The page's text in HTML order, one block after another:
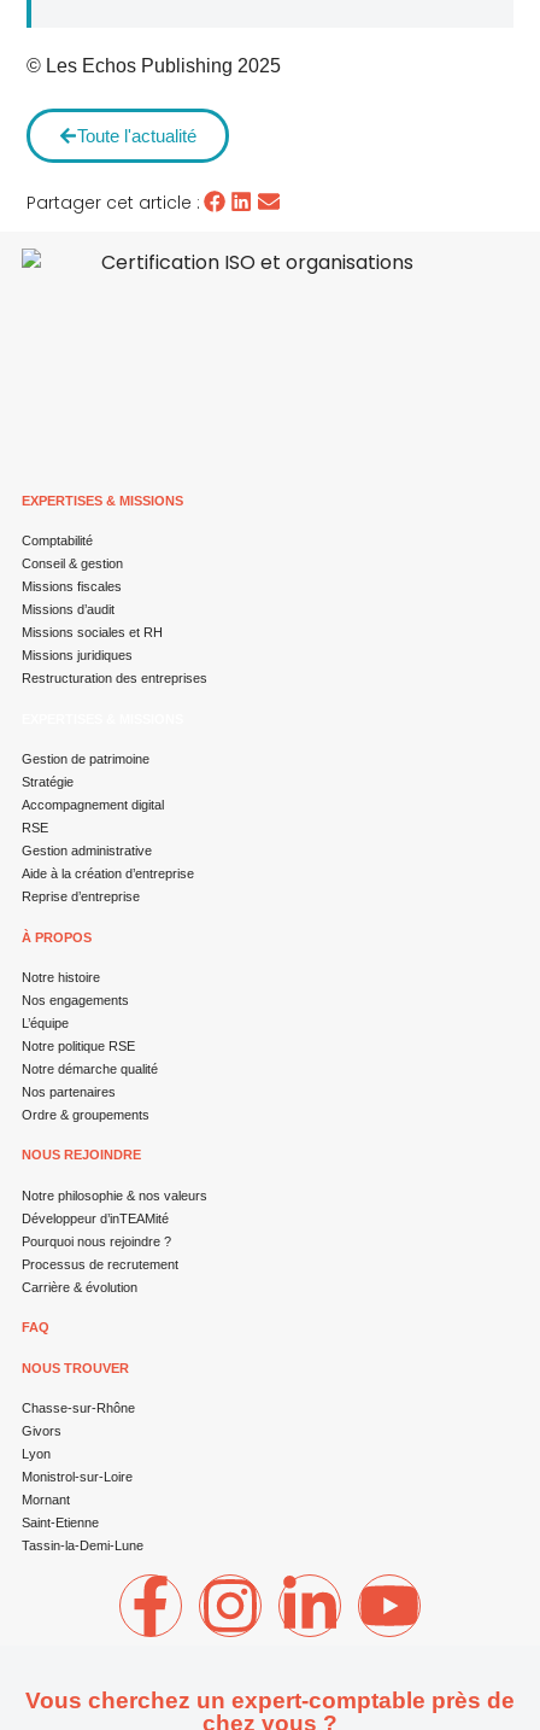
© Les Echos Publishing 2025
Toute l'actualité
Partager cet article :
EXPERTISES & MISSIONS
Comptabilité
Conseil & gestion
Missions fiscales
Missions d’audit
Missions sociales et RH
Missions juridiques
Restructuration des entreprises
Gestion de patrimoine
Stratégie
Accompagnement digital
RSE
Gestion administrative
Aide à la création d’entreprise
Reprise d’entreprise
À PROPOS
Notre histoire
Nos engagements
L’équipe
Notre politique RSE
Notre démarche qualité
Nos partenaires
Ordre & groupements
NOUS REJOINDRE
Notre philosophie & nos valeurs
Développeur d’inTEAMité
Pourquoi nous rejoindre ?
Processus de recrutement
Carrière & évolution
FAQ
NOUS TROUVER
Chasse-sur-Rhône
Givors
Lyon
Monistrol-sur-Loire
Mornant
Saint-Etienne
Tassin-la-Demi-Lune
Vous cherchez un expert-comptable près de
chez vous ?